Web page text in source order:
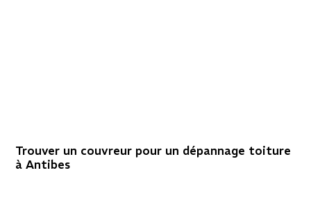
Trouver un couvreur pour un dépannage toiture
à Antibes